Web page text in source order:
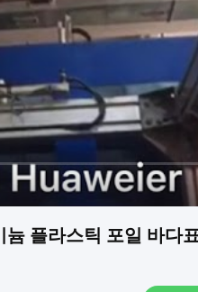
플라스틱 포일 바다